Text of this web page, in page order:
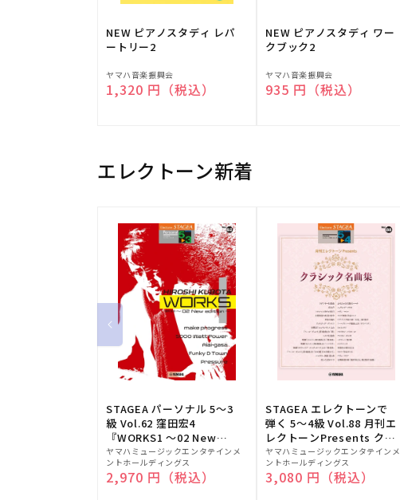
NEW ピアノスタディ レパ
ートリー2
販
売
ヤマハ音楽振興会
通常価格
1,320 円（税込）
NEW ピアノスタディ ワー
クブック2
販
売
ヤマハ音楽振興会
通常価格
935 円（税込）
エレクトーン新着
STAGEA パーソナル 5～3
級 Vol.62 窪田宏4
『WORKS1 ～02 New
edition～』
販
売
元:
ヤマハミュージックエンタテインメ
ントホールディングス
通常価格
2,970 円（税込）
STAGEA エレクトーンで
弾く 5～4級 Vol.88 月刊エ
レクトーンPresents クラ
シック名曲集
販
売
元:
ヤマハミュージックエンタテインメ
ントホールディングス
通常価格
3,080 円（税込）